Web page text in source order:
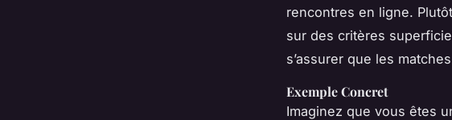
rencontres en ligne.
sur des critères
s’assurer que les
Exemple Concret
Imaginez que vous êtes